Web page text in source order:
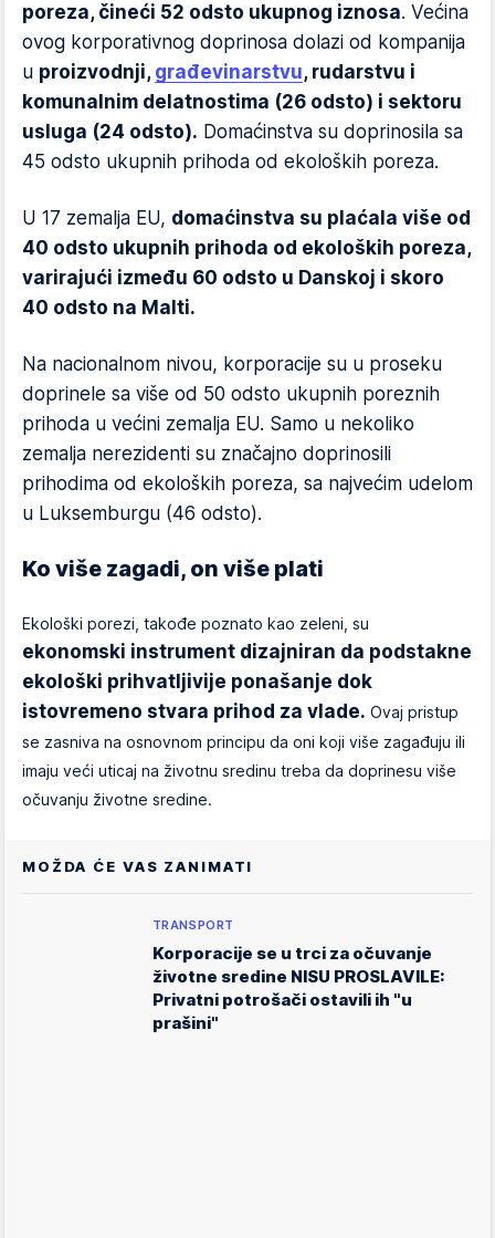
poreza, čineći 52 odsto ukupnog iznosa. Većina
ovog korporativnog doprinosa dolazi od kompanija
u proizvodnji, građevinarstvu, rudarstvu i
komunalnim delatnostima (26 odsto) i sektoru
usluga (24 odsto). Domaćinstva su doprinosila sa
45 odsto ukupnih prihoda od ekoloških poreza.
U 17 zemalja EU, domaćinstva su plaćala više od
40 odsto ukupnih prihoda od ekoloških poreza,
varirajući između 60 odsto u Danskoj i skoro
40 odsto na Malti.
Na nacionalnom nivou, korporacije su u proseku
doprinele sa više od 50 odsto ukupnih poreznih
prihoda u većini zemalja EU. Samo u nekoliko
zemalja nerezidenti su značajno doprinosili
prihodima od ekoloških poreza, sa najvećim udelom
u Luksemburgu (46 odsto).
Ko više zagadi, on više plati
Ekološki porezi, takođe poznato kao zeleni, su
ekonomski instrument dizajniran da podstakne
ekološki prihvatljivije ponašanje dok
istovremeno stvara prihod za vlade. Ovaj pristup
se zasniva na osnovnom principu da oni koji više zagađuju ili
imaju veći uticaj na životnu sredinu treba da doprinesu više
očuvanju životne sredine.
MOŽDA ĆE VAS ZANIMATI
TRANSPORT
Korporacije se u trci za očuvanje
životne sredine NISU PROSLAVILE:
Privatni potrošači ostavili ih "u
prašini"